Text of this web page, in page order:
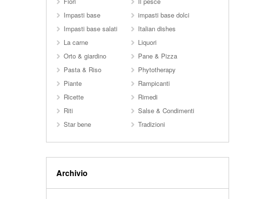
Impasti base
impasti base dolci
Impasti base salati
Italian dishes
La carne
Liquori
Orto & giardino
Pane & Pizza
Pasta & Riso
Phytotherapy
Piante
Rampicanti
Ricette
Rimedi
Riti
Salse & Condimenti
Star bene
Tradizioni
Archivio